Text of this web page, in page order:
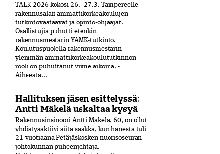
TALK 2026 kokosi 26.–27.3. Tampereelle
rakennusalan ammattikorkeakoulujen
tutkintovastaavat ja opinto-ohjaajat.
Osallistujia puhutti etenkin
rakennusmestarin YAMK-tutkinto.
Koulutuspuolella rakennusmestarin
ylemmän ammattikorkeakoulututkinnon
rooli on puhuttanut viime ­aikoina. ­
Aiheesta...
Hallituksen jäsen esittelyssä:
Antti Mäkelä uskaltaa kysyä
Rakennusinsinööri Antti Mäkelä, 60, on ollut
yhdistysaktiivi siitä saakka, kun hänestä tuli
21-vuo­tiaana Petäjäskosken nuoriso­seuran
johtokunnan puheenjohtaja.